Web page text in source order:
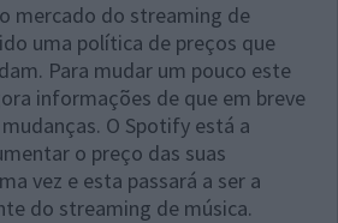
mercado do streaming de
uma política de preços que
Para mudar um pouco este
informações de que em breve
O Spotify está a
o preço das suas
vez e esta passará a ser a
do streaming de música.